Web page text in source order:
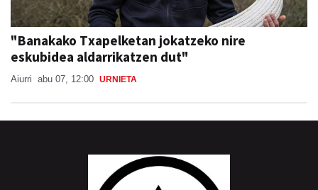
"Banakako Txapelketan jokatzeko nire
eskubidea aldarrikatzen dut"
Aiurri abu 07, 12:00 URNIETA